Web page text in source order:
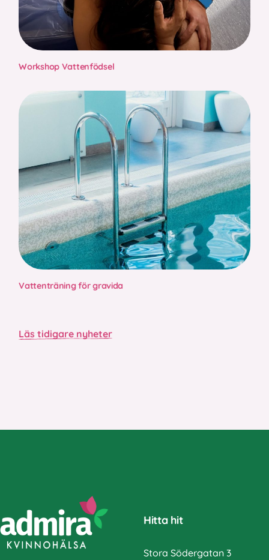
Workshop Vattenfödsel
Vattenträning för gravida
Läs tidigare nyheter
Hitta hit
Stora Södergatan 3